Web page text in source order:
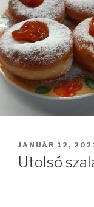
BEKÜLDVE:
JANUÁR 12,
Utolsó